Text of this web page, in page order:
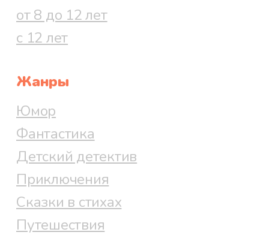
от 8 до 12 лет
с 12 лет
Жанры
Юмор
Фантастика
Детский детектив
Приключения
Сказки в стихах
Путешествия